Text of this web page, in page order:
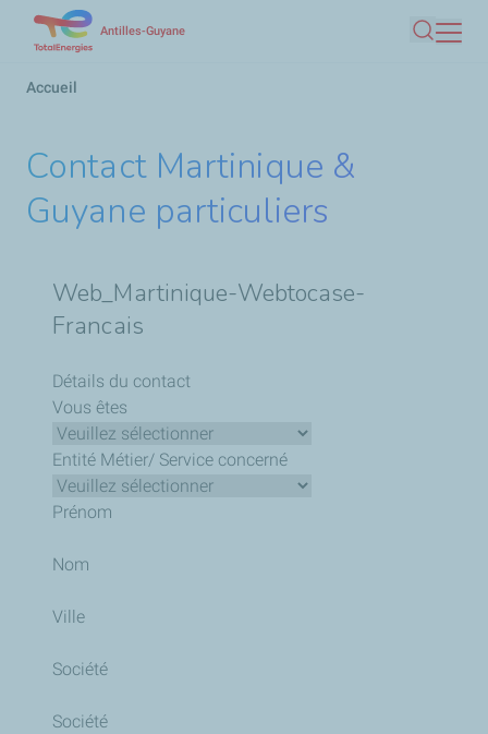
Antilles-Guyane
Fil
Accueil
Contact Martinique &
Guyane particuliers
Web_Martinique-Webtocase-
Francais
Détails du contact
Vous êtes
Entité Métier/ Service concerné
Prénom
Nom
Ville
Société
Société